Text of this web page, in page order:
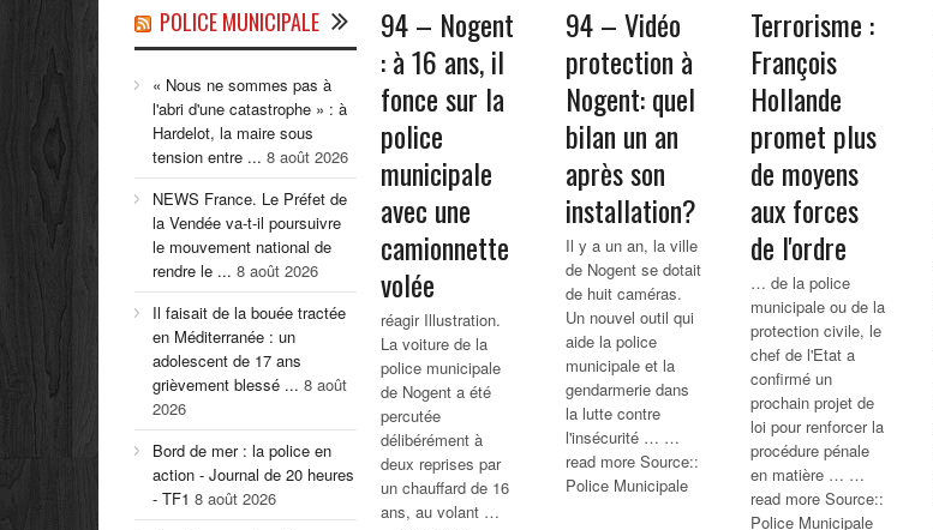
94 – Nogent
: à 16 ans, il
fonce sur la
police
municipale
avec une
camionnette
volée
réagir Illustration.
La voiture de la
police municipale
de Nogent a été
percutée
délibérément à
deux reprises par
un chauffard de 16
ans, au volant …
94 – Vidéo
protection à
Nogent: quel
bilan un an
après son
installation?
Il y a un an, la ville
de Nogent se dotait
de huit caméras.
Un nouvel outil qui
aide la police
municipale et la
gendarmerie dans
la lutte contre
l'insécurité … …
read more Source::
Police Municipale
Terrorisme :
François
Hollande
promet plus
de moyens
aux forces
de l'ordre
… de la police
municipale ou de la
protection civile, le
chef de l'Etat a
confirmé un
prochain projet de
loi pour renforcer la
procédure pénale
en matière … …
read more Source::
Police Municipale
POLICE MUNICIPALE
« Nous ne sommes pas à
l'abri d'une catastrophe » : à
Hardelot, la maire sous
tension entre ... 8 août 2026
NEWS France. Le Préfet de
la Vendée va-t-il poursuivre
le mouvement national de
rendre le ... 8 août 2026
Il faisait de la bouée tractée
en Méditerranée : un
adolescent de 17 ans
grièvement blessé ... 8 août
2026
Bord de mer : la police en
action - Journal de 20 heures
- TF1 8 août 2026